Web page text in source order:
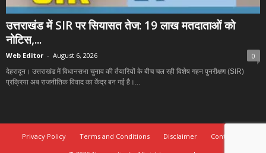
उत्तराखंड में SIR पर सियासत तेज: 19 लाख मतदाताओं को
नोटिस,...
Web Editor - August 6, 2026 0
देहरादून। उत्तराखंड में विधानसभा चुनाव की तैयारियों के बीच चल रही विशेष गहन पुनरीक्षण (SIR)
प्रक्रिया अब राजनीतिक विवाद का केंद्र बन गई है।...
Privacy Policy Terms and Conditions Disclaimer
Contact Us